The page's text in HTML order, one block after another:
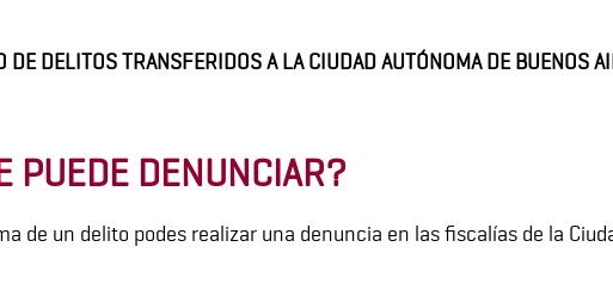
DE DELITOS TRANSFERIDOS A LA CIUDAD AUTÓNOMA DE BUENOS
PUEDE DENUNCIAR?
de un delito podes realizar una denuncia en las fiscalías de la